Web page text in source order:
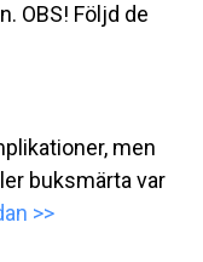
OBS! Följd de
men
buksmärta var
>>